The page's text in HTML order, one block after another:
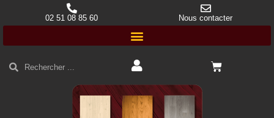
02 51 08 85 60 Nous contacter